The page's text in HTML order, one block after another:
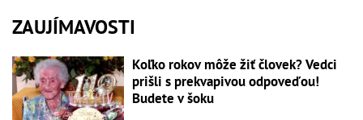
ZAUJÍMAVOSTI
Koľko rokov môže žiť človek? Vedci
prišli s prekvapivou odpoveďou!
Budete v šoku